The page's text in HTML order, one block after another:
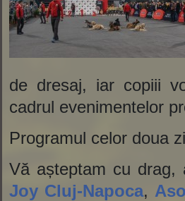
de dresaj, iar copiii
cadrul evenimentelor
Programul celor doua
Vă așteptam cu
Joy Cluj-Napoca,